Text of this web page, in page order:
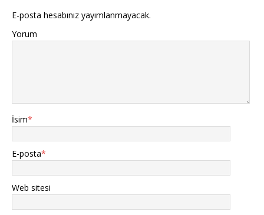
E-posta hesabınız yayımlanmayacak.
Yorum
İsim*
E-posta*
Web sitesi